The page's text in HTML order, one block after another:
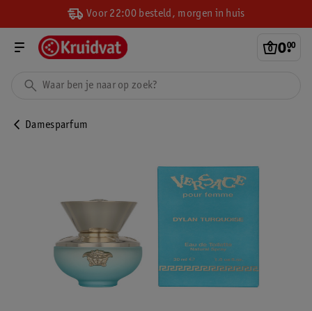
Voor 22:00 besteld, morgen in huis
0.
00
Damesparfum